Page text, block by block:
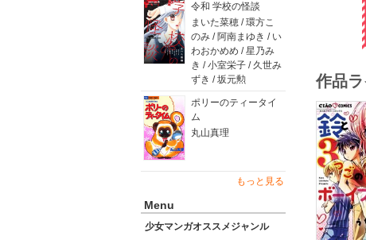
令和 学校の怪談
まいた菜穂 / 環方こ
のみ / 阿南まゆき / い
わおかめめ / 星乃み
き / 小室栄子 / 久世み
ずき / 坂元勲
ポリーのティータイ
ム
丸山真理
もっと見る
Menu
少女マンガオススメジャンル
作品